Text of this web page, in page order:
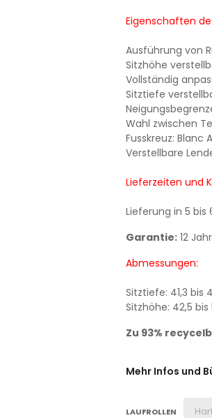
Eigenschaften
Ausführung von
Sitzhöhe
Vollständig
Sitztiefe
Wahl zwischen
Fusskreuz: Blanc
Verstellbare
Lieferzeiten und
Lieferung in 5 bis
Garantie: 12
Abmessungen:
Sitztiefe: 41,3 bis
Sitzhöhe: 42,5
Zu 93%
Mehr Infos und
LAUFROLLEN